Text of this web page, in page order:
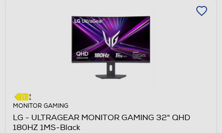
MONITOR GAMING
LG - ULTRAGEAR MONITOR GAMING 32" QHD
180HZ 1MS-Black